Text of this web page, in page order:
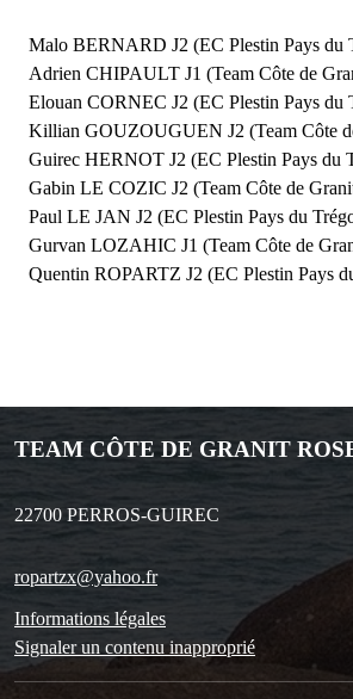
Malo BERNARD J2 (EC Plestin Pays du
Adrien CHIPAULT J1 (Team Côte de
Elouan CORNEC J2 (EC Plestin Pays du
Killian GOUZOUGUEN J2 (Team Côte
Guirec HERNOT J2 (EC Plestin Pays du
Gabin LE COZIC J2 (Team Côte de
Paul LE JAN J2 (EC Plestin Pays du
Gurvan LOZAHIC J1 (Team Côte de
Quentin ROPARTZ J2 (EC Plestin Pays
TEAM CÔTE DE GRANIT
22700 PERROS-GUIREC
ropartzx@yahoo.fr
Informations légales
Signaler un contenu inapproprié